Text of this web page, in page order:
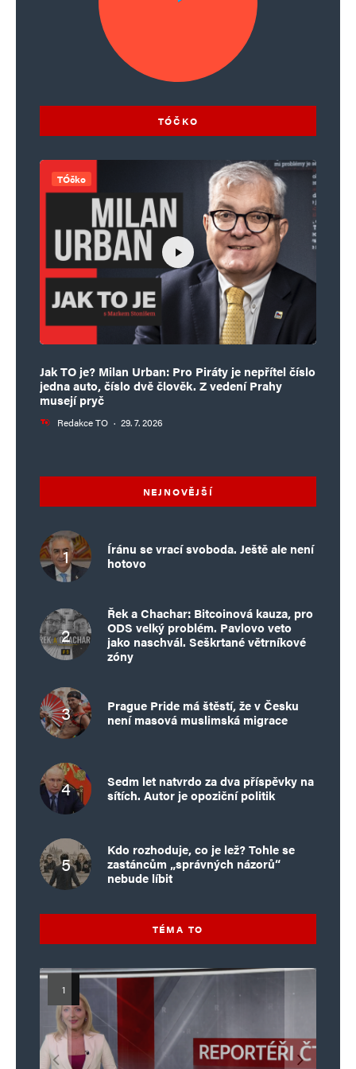
TÓČKO
TÓčko
Jak TO je? Milan Urban: Pro Piráty je nepřítel číslo
jedna auto, číslo dvě člověk. Z vedení Prahy
musejí pryč
Redakce TO · 29. 7. 2026
NEJNOVĚJŠÍ
Íránu se vrací svoboda. Ještě ale není
hotovo
Řek a Chachar: Bitcoinová kauza, pro
ODS velký problém. Pavlovo veto
jako naschvál. Seškrtané větrníkové
zóny
Prague Pride má štěstí, že v Česku
není masová muslimská migrace
Sedm let natvrdo za dva příspěvky na
sítích. Autor je opoziční politik
Kdo rozhoduje, co je lež? Tohle se
zastáncům „správných názorů“
nebude líbit
TÉMA TO
Islamistický teror v EU, 6. díl:
Mýty o Václavu Klausovi:
Vymíráme a politici lžou: